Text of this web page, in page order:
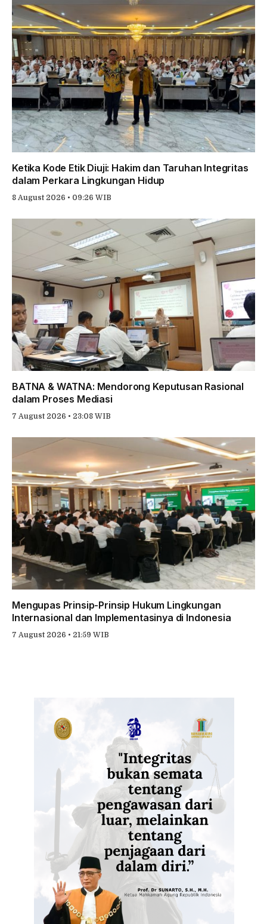
Ketika Kode Etik Diuji: Hakim dan Taruhan Integritas
dalam Perkara Lingkungan Hidup
8 August 2026 • 09:26 WIB
BATNA & WATNA: Mendorong Keputusan Rasional
dalam Proses Mediasi
7 August 2026 • 23:08 WIB
Mengupas Prinsip-Prinsip Hukum Lingkungan
Internasional dan Implementasinya di Indonesia
7 August 2026 • 21:59 WIB